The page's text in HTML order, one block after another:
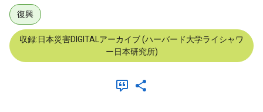
復興
収録:日本災害DIGITALアーカイブ (ハーバード大学ライシャワ
ー日本研究所)